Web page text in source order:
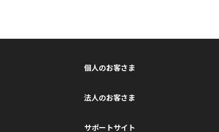
個人のお客さま
法人のお客さま
サポートサイト